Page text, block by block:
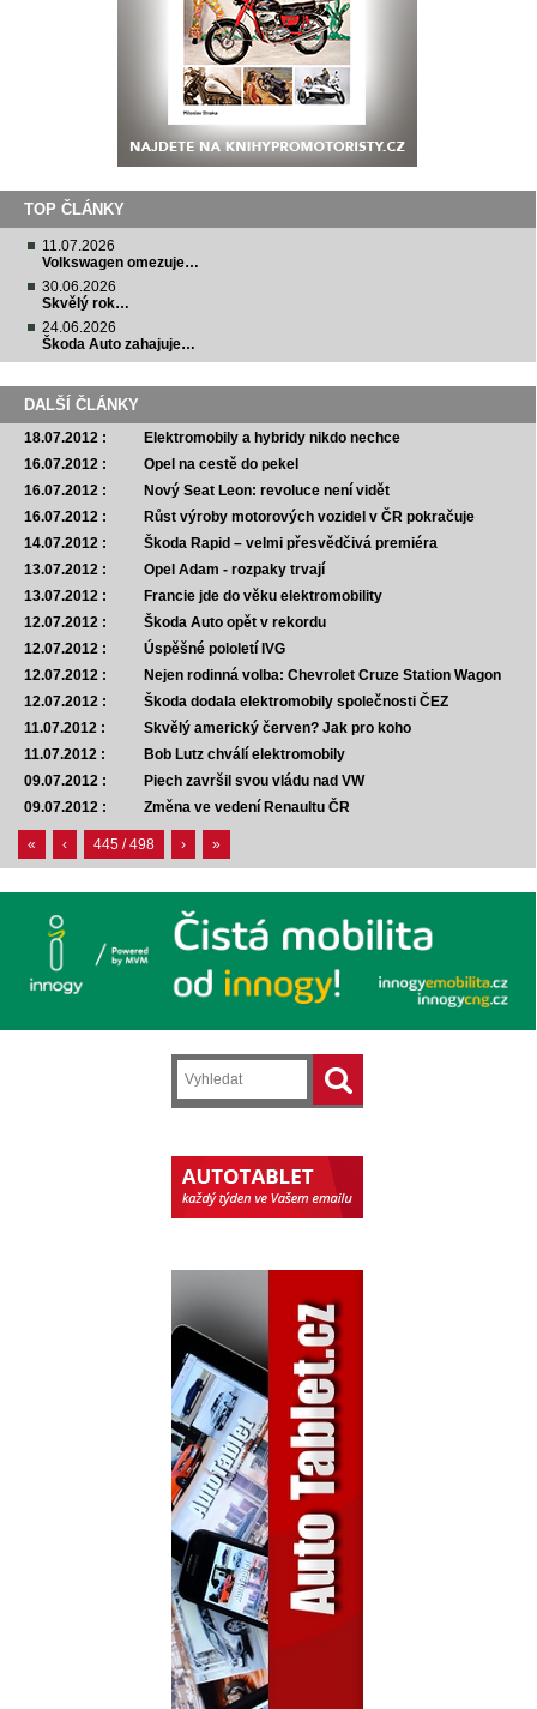
TOP ČLÁNKY
11.07.2026
Volkswagen omezuje…
30.06.2026
Skvělý rok…
24.06.2026
Škoda Auto zahajuje…
DALŠÍ ČLÁNKY
18.07.2012 :
Elektromobily a hybridy nikdo nechce
16.07.2012 :
Opel na cestě do pekel
16.07.2012 :
Nový Seat Leon: revoluce není vidět
16.07.2012 :
Růst výroby motorových vozidel v ČR pokračuje
14.07.2012 :
Škoda Rapid – velmi přesvědčivá premiéra
13.07.2012 :
Opel Adam - rozpaky trvají
13.07.2012 :
Francie jde do věku elektromobility
12.07.2012 :
Škoda Auto opět v rekordu
12.07.2012 :
Úspěšné pololetí IVG
12.07.2012 :
Nejen rodinná volba: Chevrolet Cruze Station Wagon
12.07.2012 :
Škoda dodala elektromobily společnosti ČEZ
11.07.2012 :
Skvělý americký červen? Jak pro koho
11.07.2012 :
Bob Lutz chválí elektromobily
09.07.2012 :
Piech završil svou vládu nad VW
09.07.2012 :
Změna ve vedení Renaultu ČR
« ‹ 445 / 498 › »